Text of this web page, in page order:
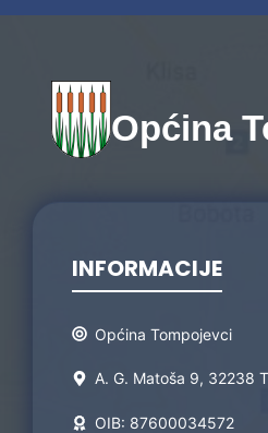
Općina
INFORMACIJE
Općina Tompojevci
A. G. Matoša 9, 32238
OIB: 87600034572